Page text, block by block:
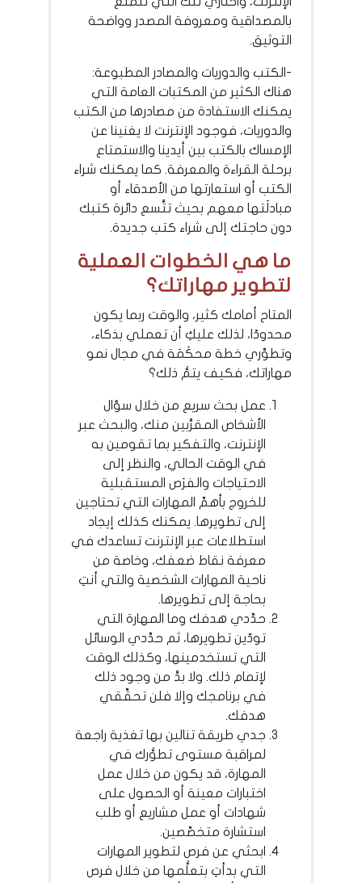
بالمصداقية ومعروفة المصدر وواضحة
التوثيق.
-الكتب والدوريات والمصادر المطبوعة:
هناك الكثير من المكتبات العامة التي
يمكنك الاستفادة من مصادرها من الكتب
والدوريات، فوجود الإنترنت لا يغنينا عن
الإمساك بالكتب بين أيدينا والاستمتاع
برحلة القراءة والمعرفة. كما يمكنك شراء
الكتب أو استعارتها من الأصدقاء أو
مبادلَتها معهم بحيث تتَّسع دائرة كتبك
دون حاجتك إلى شراء كتب جديدة.
ما هي الخطوات العملية
لتطوير مهاراتك؟
المتاح أمامك كثير، والوقت ربما يكون
محدودًا، لذلك عليكِ أن تعملي بذكاء،
وتطوِّري خطة محكَمَة في مجال نمو
مهاراتك، فكيف يتمُّ ذلك؟
عمل بحث سريع من خلال سؤال
الأشخاص المقرَّبين منك، والبحث عبر
الإنترنت، والتفكير بما تقومين به
في الوقت الحالي، والنظر إلى
الاحتياجات والفرَص المستقبلية
للخروج بأهمِّ المهارات التي تحتاجين
إلى تطويرها. يمكنك كذلك إيجاد
استطلاعات عبر الإنترنت تساعدك في
معرفة نقاط ضعفك، وخاصة من
ناحية المهارات الشخصية والتي أنتِ
بحاجة إلى تطويرها.
حدِّدي هدفك وما المهارة التي
تودّين تطويرها، ثم حدِّدي الوسائل
التي تستخدمينها، وكذلك الوقت
لإتمام ذلك. ولا بدَّ من وجود ذلك
في برنامجك وإلا فلن تحقِّقي
هدفك.
جدي طريقة تنالين بها تغذية راجعة
لمراقبة مستوى تطوُّرك في
المهارة، قد يكون من خلال عمل
اختبارات معينة أو الحصول على
شهادات أو عمل مشاريع أو طلب
استشارة متخصِّصين.
ابحثي عن فرص لتطوير المهارات
التي بدأتِ بتعلُّمها من خلال فرص